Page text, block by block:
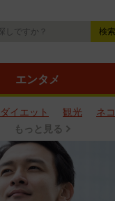
エンタメ
ダイエット 観光 ネコ
もっと見る